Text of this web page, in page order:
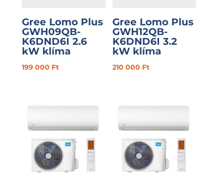
Gree Lomo Plus
GWH09QB-
K6DND6I 2.6
kW klíma
199 000 Ft
Gree Lomo Plus
GWH12QB-
K6DND6I 3.2
kW klíma
210 000 Ft